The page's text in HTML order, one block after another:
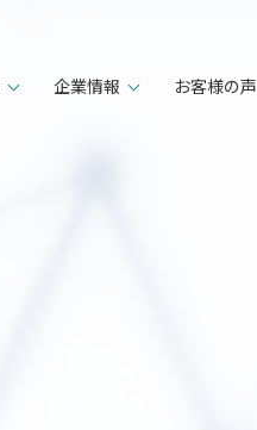
企業情報 お客様の声